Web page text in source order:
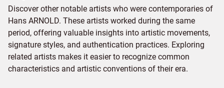
Discover other notable artists who were contemporaries of
Hans ARNOLD. These artists worked during the same
period, offering valuable insights into artistic movements,
signature styles, and authentication practices. Exploring
related artists makes it easier to recognize common
characteristics and artistic conventions of their era.